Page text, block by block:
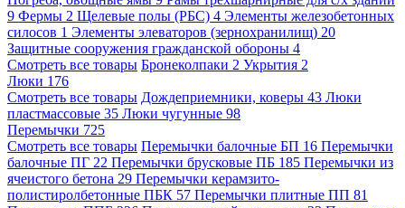
9 Фермы 2 Щелевые полы (РБС) 4 Элементы железобетонных
силосов 1 Элементы элеваторов (зернохранилищ) 20
Защитные сооружения гражданской обороны 4
Смотреть все товары Бронеколпаки 2 Укрытия 2
Люки 176
Смотреть все товары Дождеприемники, коверы 43 Люки
пластмассовые 35 Люки чугунные 98
Перемычки 725
Смотреть все товары Перемычки балочные БП 16 Перемычки
балочные ПГ 22 Перемычки брусковые ПБ 185 Перемычки из
ячеистого бетона 29 Перемычки керамзито-
полистиролбетонные ПБК 57 Перемычки плитные ПП 81